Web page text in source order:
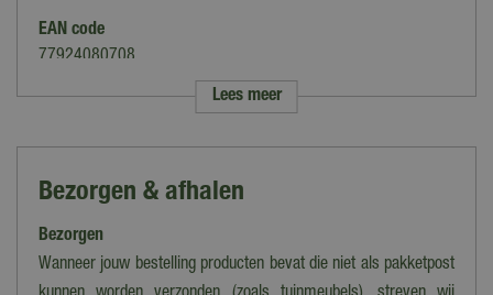
EAN code
77924080708
Merk
Gasdrukregelaar
Geschikt voor BBQ
Alle barbecues
Lees meer
Bezorgen & afhalen
Bezorgen
Wanneer jouw bestelling producten bevat die niet als pakketpost